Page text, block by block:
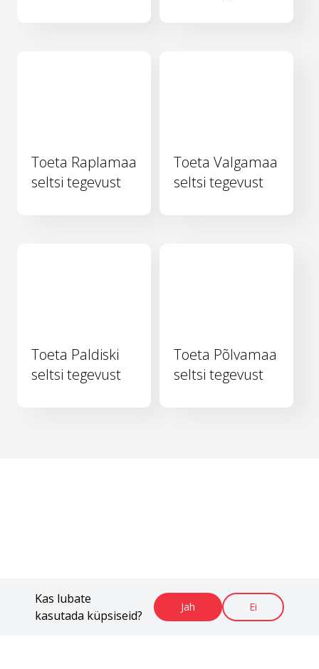
Kas lubate
kasutada küpsiseid?
Jah Ei
Toeta Raplamaa
seltsi tegevust
Toeta Valgamaa
seltsi tegevust
Toeta Paldiski
seltsi tegevust
Toeta Põlvamaa
seltsi tegevust